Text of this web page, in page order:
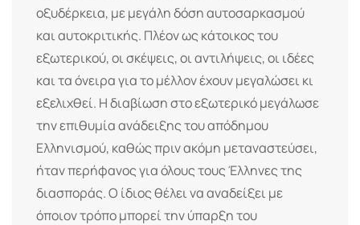
οξυδέρκεια, με μεγάλη δόση αυτοσαρκασμού
και αυτοκριτικής. Πλέον ως κάτοικος του
εξωτερικού, οι σκέψεις, οι αντιλήψεις, οι ιδέες
και τα όνειρα για το μέλλον έχουν μεγαλώσει κι
εξελιχθεί. Η διαβίωση στο εξωτερικό μεγάλωσε
την επιθυμία ανάδειξης του απόδημου
Ελληνισμού, καθώς πριν ακόμη μεταναστεύσει,
ήταν περήφανος για όλους τους Έλληνες της
διασποράς. Ο ίδιος θέλει να αναδείξει με
όποιον τρόπο μπορεί την ύπαρξη του